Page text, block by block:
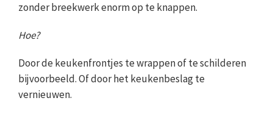
zonder breekwerk enorm op te knappen.
Hoe?
Door de keukenfrontjes te wrappen of te schilderen
bijvoorbeeld. Of door het keukenbeslag te
vernieuwen.